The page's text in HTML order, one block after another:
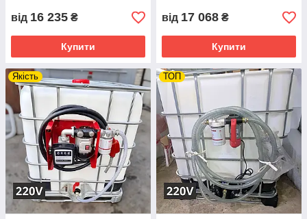
від 16 235 ₴
Купити
від 17 068 ₴
Купити
Якість ТОП